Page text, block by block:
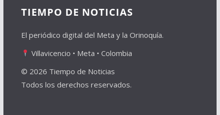
TIEMPO DE NOTICIAS
El periódico digital del Meta y la Orinoquía.
Villavicencio • Meta • Colombia
© 2026 Tiempo de Noticias
Todos los derechos reservados.